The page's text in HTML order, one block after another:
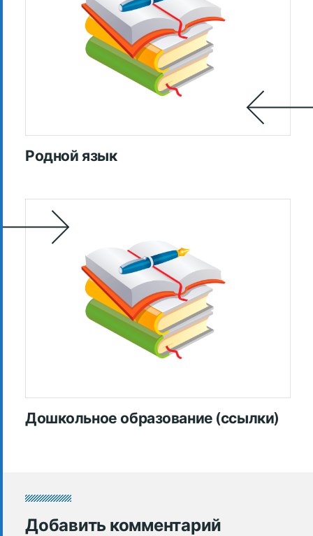
Родной язык
Дошкольное образование (ссылки)
Добавить комментарий